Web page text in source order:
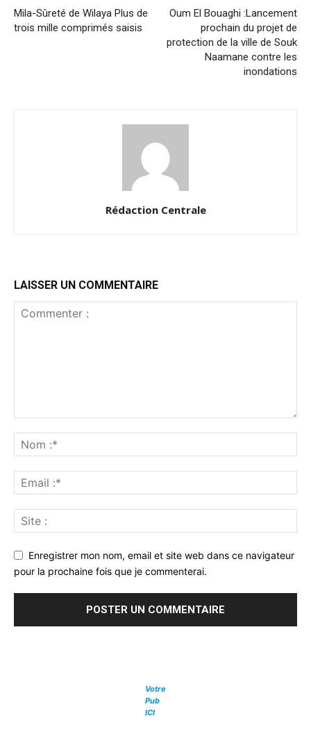
Mila-Sûreté de Wilaya Plus de
trois mille comprimés saisis
Oum El Bouaghi :Lancement
prochain du projet de
protection de la ville de Souk
Naamane contre les
inondations
Rédaction Centrale
LAISSER UN COMMENTAIRE
Enregistrer mon nom, email et site web dans ce navigateur
pour la prochaine fois que je commenterai.
Votre
Pub
ICI